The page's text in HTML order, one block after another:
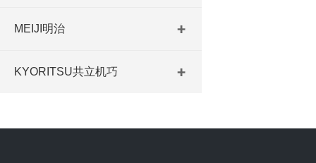
MEIJI明治
KYORITSU共立机巧